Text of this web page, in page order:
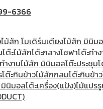
6366
ว์ตู้โชว์ไม้สัก โมเดิร์น
แสงประตูบานคู่
ม้สัก โมเดิร์นเตียงไม้สัก มินิม
โต๊ะไม้สักโต๊ะกลางโซฟาโต๊ะทำ
ำงานไม้สัก มินิมอลโต๊ะประชุม
โต๊ะกินข้าวไม้สักกลมโต๊ะกินข้า
มินิมอลโต๊ะเครื่อง(แป้ง)ไม้แปร